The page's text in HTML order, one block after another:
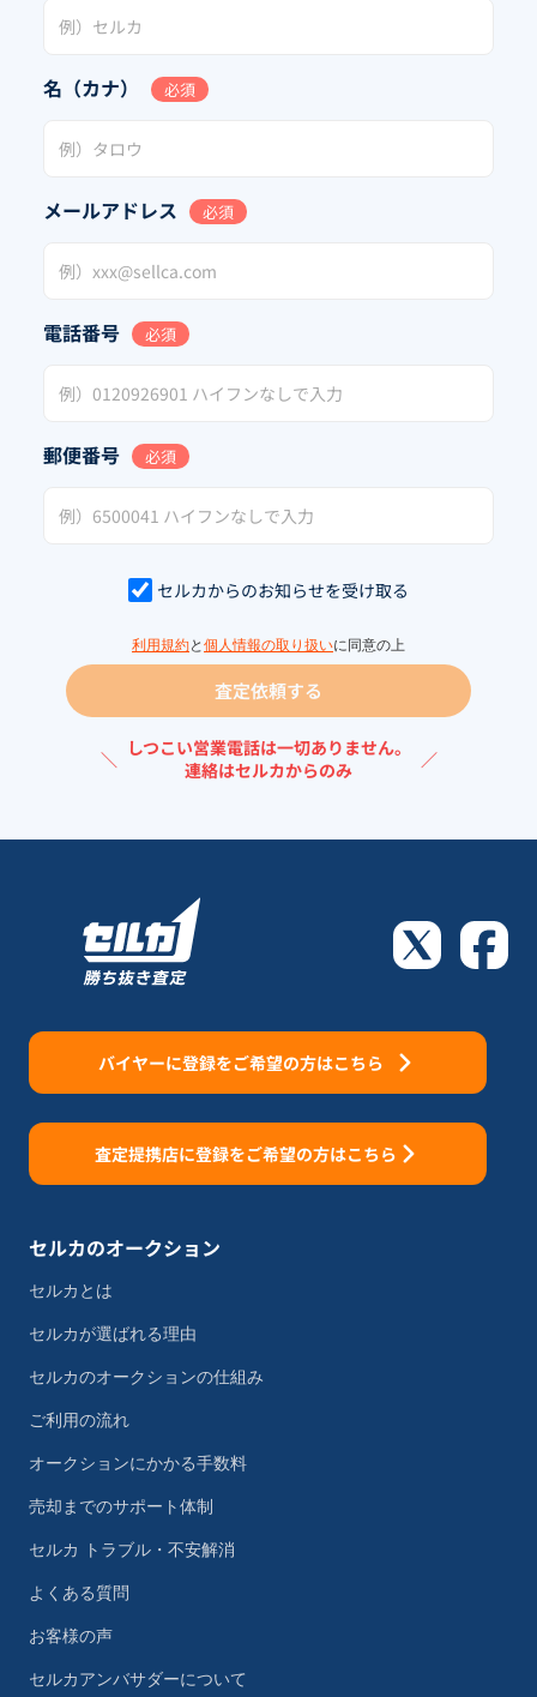
名（カナ） 必須
メールアドレス 必須
電話番号 必須
郵便番号 必須
セルカからのお知らせを受け取る
利用規約と 個人情報の取り扱いに同意の上
査定依頼する
＼ しつこい営業電話は一切ありません。
連絡はセルカからのみ
／
バイヤーに登録をご希望の方はこちら
査定提携店に登録をご希望の方はこちら
セルカのオークション
セルカとは
セルカが選ばれる理由
セルカのオークションの仕組み
ご利用の流れ
オークションにかかる手数料
売却までのサポート体制
セルカ トラブル・不安解消
よくある質問
お客様の声
セルカアンバサダーについて